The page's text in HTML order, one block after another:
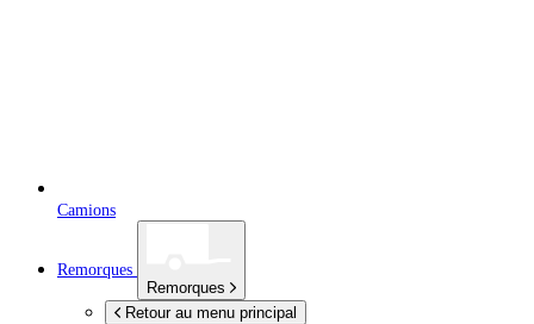
Camions
Remorques
Remorques
Retour au menu principal